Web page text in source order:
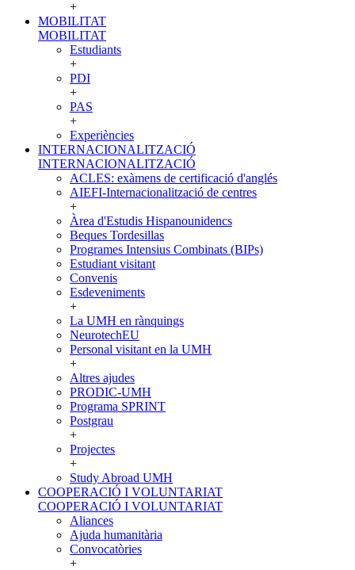
+
MOBILITAT
MOBILITAT
Estudiants
+
PDI
+
PAS
+
Experiències
INTERNACIONALITZACIÓ
INTERNACIONALITZACIÓ
ACLES: exàmens de certificació d'anglés
AIEFI-Internacionalització de centres
+
Àrea d'Estudis Hispanounidencs
Beques Tordesillas
Programes Intensius Combinats (BIPs)
Estudiant visitant
Convenis
Esdeveniments
+
La UMH en rànquings
NeurotechEU
Personal visitant en la UMH
+
Altres ajudes
PRODIC-UMH
Programa SPRINT
Postgrau
+
Projectes
+
Study Abroad UMH
COOPERACIÓ I VOLUNTARIAT
COOPERACIÓ I VOLUNTARIAT
Aliances
Ajuda humanitària
Convocatòries
+